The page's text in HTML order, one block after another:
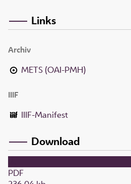
Links
Archiv
METS (OAI-PMH)
IIIF
IIIF-Manifest
Download
PDF